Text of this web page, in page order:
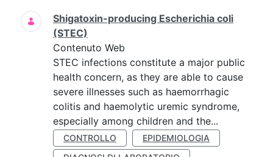
Shigatoxin-producing Escherichia coli
(STEC)
Contenuto Web
STEC infections constitute a major public
health concern, as they are able to cause
severe illnesses such as haemorrhagic
colitis and haemolytic uremic syndrome,
especially among children and the...
CONTROLLO
EPIDEMIOLOGIA